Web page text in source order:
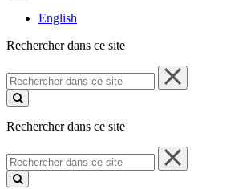
English
Rechercher dans ce site
Rechercher
dans
ce
Rechercher dans ce site
Rechercher
dans
ce